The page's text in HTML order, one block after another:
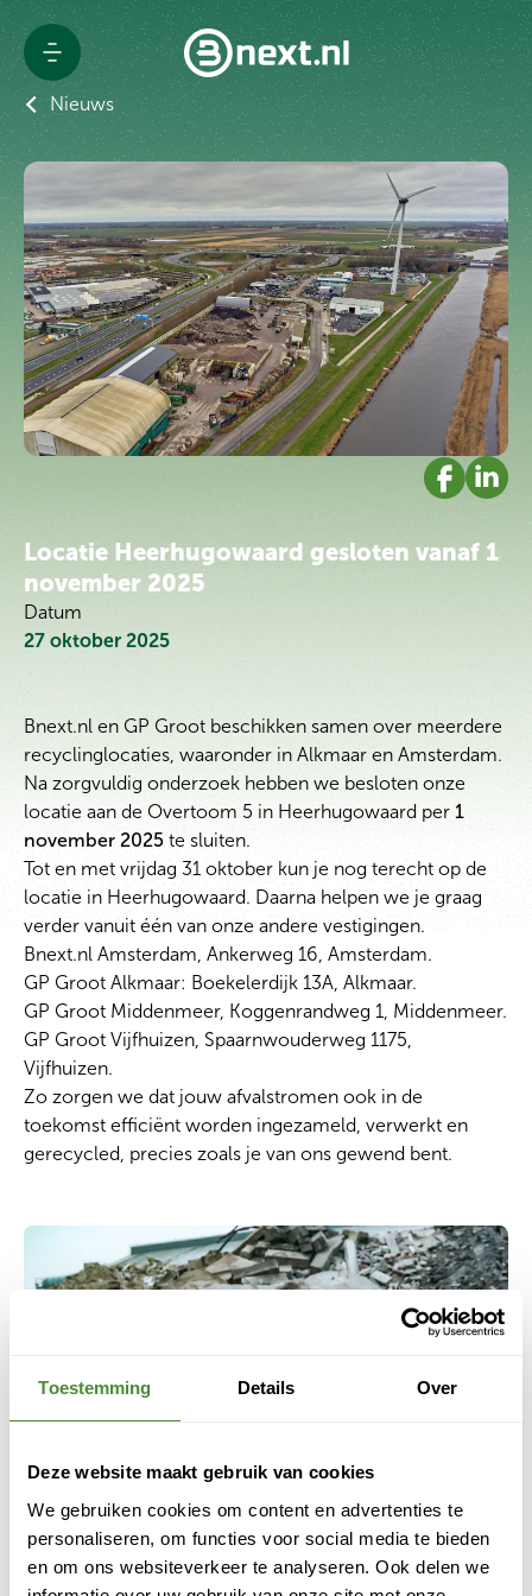
Toestemming Details Over
Deze website maakt gebruik van cookies
We gebruiken cookies om content en advertenties te
personaliseren, om functies voor social media te bieden
en om ons websiteverkeer te analyseren. Ook delen we
Advies & Rapportage
Afvaloplossingen
Projecten
Over Bnext.nl
Nieuws
Blogs
Contact
Werken bij Bnext.nl
Klantenportaal
Bestel afzetcontainer
Nieuws
Locatie Heerhugowaard gesloten vanaf 1
november 2025
Datum
27 oktober 2025
Bnext.nl en GP Groot beschikken samen over meerdere
recyclinglocaties, waaronder in Alkmaar en Amsterdam.
Na zorgvuldig onderzoek hebben we besloten onze
locatie aan de Overtoom 5 in Heerhugowaard per 1
november 2025 te sluiten.
Tot en met vrijdag 31 oktober kun je nog terecht op de
locatie in Heerhugowaard. Daarna helpen we je graag
verder vanuit één van onze andere vestigingen.
Bnext.nl Amsterdam, Ankerweg 16, Amsterdam.
GP Groot Alkmaar: Boekelerdijk 13A, Alkmaar.
GP Groot Middenmeer, Koggenrandweg 1, Middenmeer.
GP Groot Vijfhuizen, Spaarnwouderweg 1175,
Vijfhuizen.
Zo zorgen we dat jouw afvalstromen ook in de
toekomst efficiënt worden ingezameld, verwerkt en
gerecycled, precies zoals je van ons gewend bent.